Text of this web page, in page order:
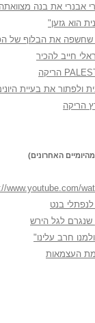
אבנרי את בנה
הוא גזען"
שחשפה את הבלוף של
חייב להכיר
ולפתור את בעיית
הריקה
האחרונים)
www.youtube.com/
בנט
שנגרם לגל הירש
העצמאות